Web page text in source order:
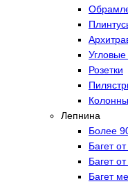
Розетки
Колонны
Лепнина
Более
Багет
Багет
Багет